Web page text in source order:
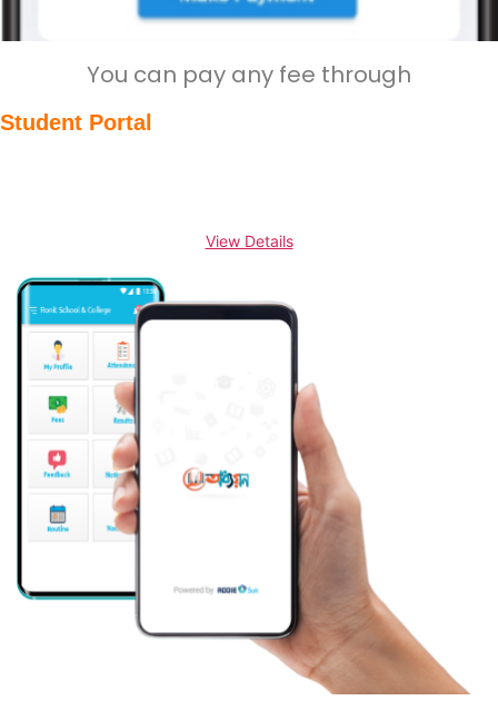
You can pay any fee through
Student Portal
View Details